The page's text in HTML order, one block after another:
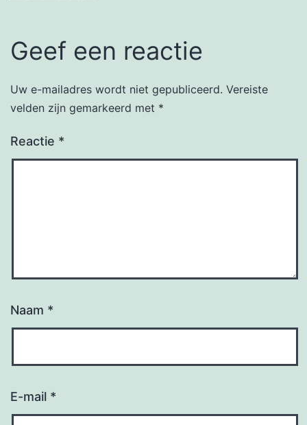
Geef een reactie
Uw e-mailadres wordt niet gepubliceerd. Vereiste
velden zijn gemarkeerd met *
Reactie *
Naam *
E-mail *